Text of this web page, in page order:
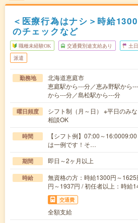
＜医療行為はナシ＞時給
のチェックなど
職種未経験OK 交通費別途支給あり 土
派遣
勤務地
北海道恵庭市
恵庭駅から---分／恵み野駅から
から---分／島松駅から---分
曜日頻度
シフト制（月～日） ※平日のみ
相談OK
時間
【シフト例】07:00～
は一例です！そ…
期間 即日～2ヶ月以上
時給
無資格の方：時給1300円～
円～1937円 / 初任者以上：時給
交通費
全額支給